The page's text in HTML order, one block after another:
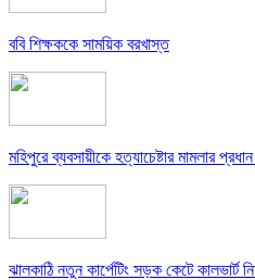
ববি শিক্ষককে সাময়িক বরখাস্ত
মহিপুরে ব্যবসায়ীকে হত্যাচেষ্টার মামলার
ঝালকাঠি নতুন কার্পেটিং সড়ক কেটে কালভার্ট